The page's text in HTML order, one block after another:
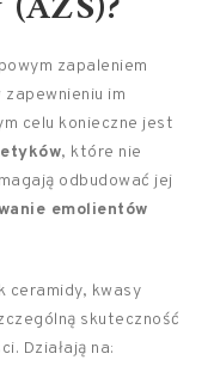
zapaleniem
im
celu konieczne jest
, które nie
odbudować jej
emolientów
ceramidy, kwasy
skuteczność
Działają na: